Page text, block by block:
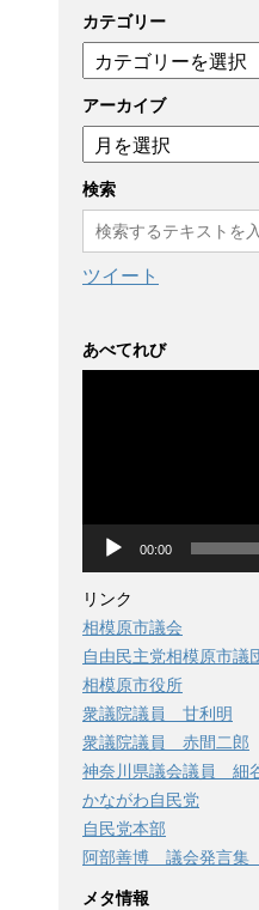
カテゴリー
テ
ゴ
リ
ー
アーカイブ
ア
ー
カ
イ
ブ
検索
ツイート
あべてれび
ー
00:00
リンク
相模原市議会
自由民主党相模原市議
相模原市役所
衆議院議員 甘利明
衆議院議員 赤間二郎
神奈川県議会議員 細
かながわ自民党
自民党本部
阿部善博 議会発言集
メタ情報